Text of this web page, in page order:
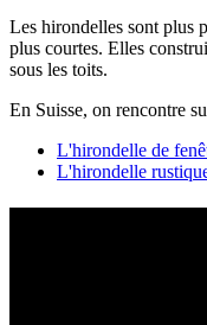
Les hirondelles sont plus
plus courtes. Elles
sous les toits.
En Suisse, on rencontre
L'hirondelle de
L'hirondelle